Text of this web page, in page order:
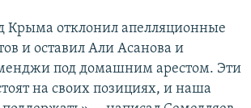
Крыма отклонил апелляционные
и оставил Али Асанова и
под домашним арестом. Эти
на своих позициях, и наша